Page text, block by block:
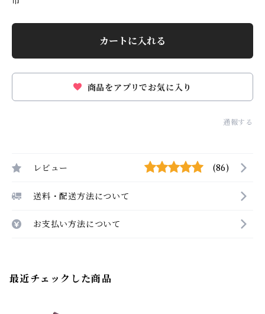
カートに入れる
商品をアプリでお気に入り
通報する
レビュー (86)
送料・配送方法について
お支払い方法について
最近チェックした商品